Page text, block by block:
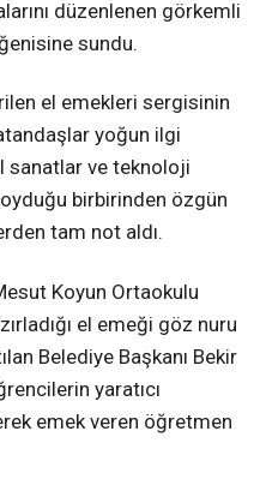
düzenlenen görkemli
sundu.
el emekleri sergisinin
yoğun ilgi
sanatlar ve teknoloji
birbirinden özgün
tam not aldı.
Koyun Ortaokulu
el emeği göz nuru
Belediye Başkanı Bekir
yaratıcı
emek veren öğretmen